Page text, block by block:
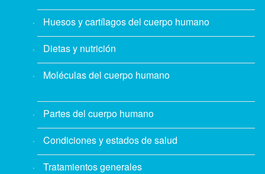
Huesos y cartílagos del cuerpo humano
Dietas y nutrición
Moléculas del cuerpo humano
Partes del cuerpo humano
Condiciones y estados de salud
Tratamientos generales